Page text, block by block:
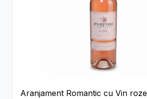
Aranjament Romantic cu Vin